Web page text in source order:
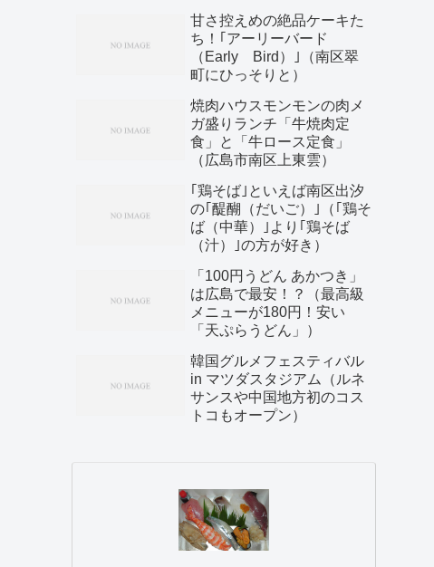
甘さ控えめの絶品ケーキた
ち！｢アーリーバード
（Early Bird）｣（南区翠
町にひっそりと）
焼肉ハウスモンモンの肉メ
ガ盛りランチ「牛焼肉定
食」と「牛ロース定食」
（広島市南区上東雲）
｢鶏そば｣といえば南区出汐
の｢醍醐（だいご）｣（｢鶏そ
ば（中華）｣より｢鶏そば
（汁）｣の方が好き）
「100円うどん あかつき」
は広島で最安！？（最高級
メニューが180円！安い
「天ぷらうどん」）
韓国グルメフェスティバル
in マツダスタジアム（ルネ
サンスや中国地方初のコス
トコもオープン）